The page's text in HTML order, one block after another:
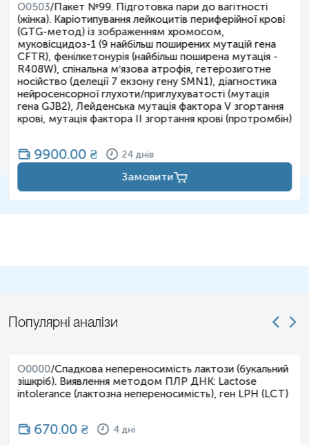
O0503/Пакет №99. Підготовка пари до вагітності
(жінка). Каріотипування лейкоцитів периферійної крові
(GTG-метод) із зображенням хромосом,
муковісцидоз-1 (9 найбільш поширених мутацій гена
CFTR), фенілкетонурія (найбільш поширена мутація -
R408W), спінальна м′язова атрофія, гетерозиготне
носійство (делеції 7 екзону гену SMN1), діагностика
нейросенсорної глухоти/приглухуватості (мутація
гена GJB2), Лейденська мутація фактора V згортання
крові, мутація фактора II згортання крові (протромбін)
9900.00₴ 24 днів
Замовити
Популярні аналізи
O0000/Спадкова непереносимість лактози (букальний
зішкріб). Виявлення методом ПЛР ДНК: Lactose
intolerance (лактозна непереносимість), ген LPH (LCT)
670.00₴ 4 дні